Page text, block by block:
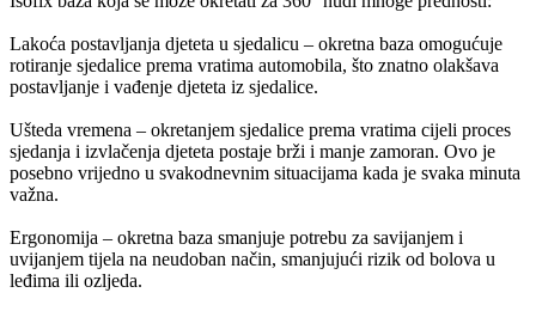
Lakoća postavljanja djeteta u sjedalicu – okretna baza omogućuje
rotiranje sjedalice prema vratima automobila, što znatno olakšava
postavljanje i vađenje djeteta iz sjedalice.
Ušteda vremena – okretanjem sjedalice prema vratima cijeli proces
sjedanja i izvlačenja djeteta postaje brži i manje zamoran. Ovo je
posebno vrijedno u svakodnevnim situacijama kada je svaka minuta
važna.
Ergonomija – okretna baza smanjuje potrebu za savijanjem i
uvijanjem tijela na neudoban način, smanjujući rizik od bolova u
leđima ili ozljeda.